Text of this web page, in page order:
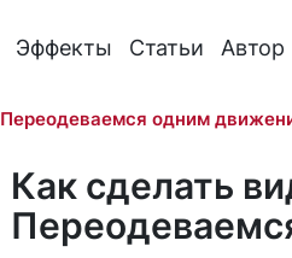
Эффекты Статьи Автор
Переодеваемся одним
Как сделать